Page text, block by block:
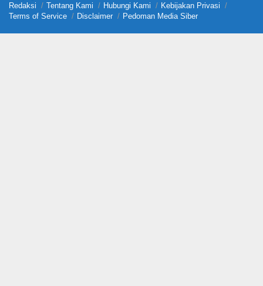
Redaksi
Tentang Kami Hubungi Kami
Kebijakan Privasi
Terms of Service
Disclaimer Pedoman Media Siber